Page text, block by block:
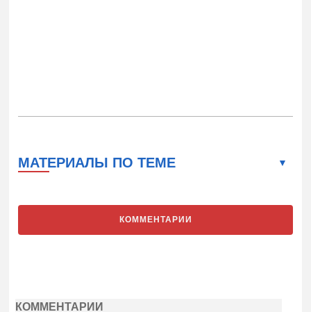
МАТЕРИАЛЫ ПО ТЕМЕ
КОММЕНТАРИИ
КОММЕНТАРИИ